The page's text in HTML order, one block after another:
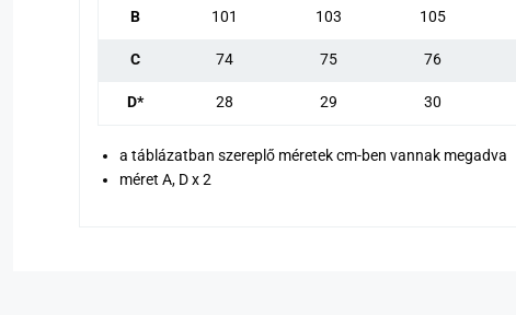
B 101 103 105
C 74 75 76
D* 28 29 30
a táblázatban szereplő méretek cm-ben vannak megadva
méret A, D x 2